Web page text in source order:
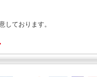
しております。